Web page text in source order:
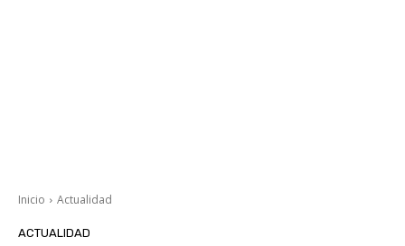
Inicio Actualidad
ACTUALIDAD